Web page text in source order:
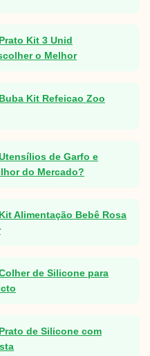
Prato Kit 3 Unid
o Melhor
Buba Kit Refeicao Zoo
de Garfo e
do Mercado?
Kit Alimentação Bebê Rosa
de Silicone para
Prato de Silicone com